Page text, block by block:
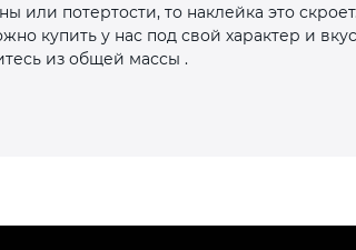
или потертости, то наклейка это
купить у нас под свой характер и
из общей массы .
8 800 302-02-51
plait.ru